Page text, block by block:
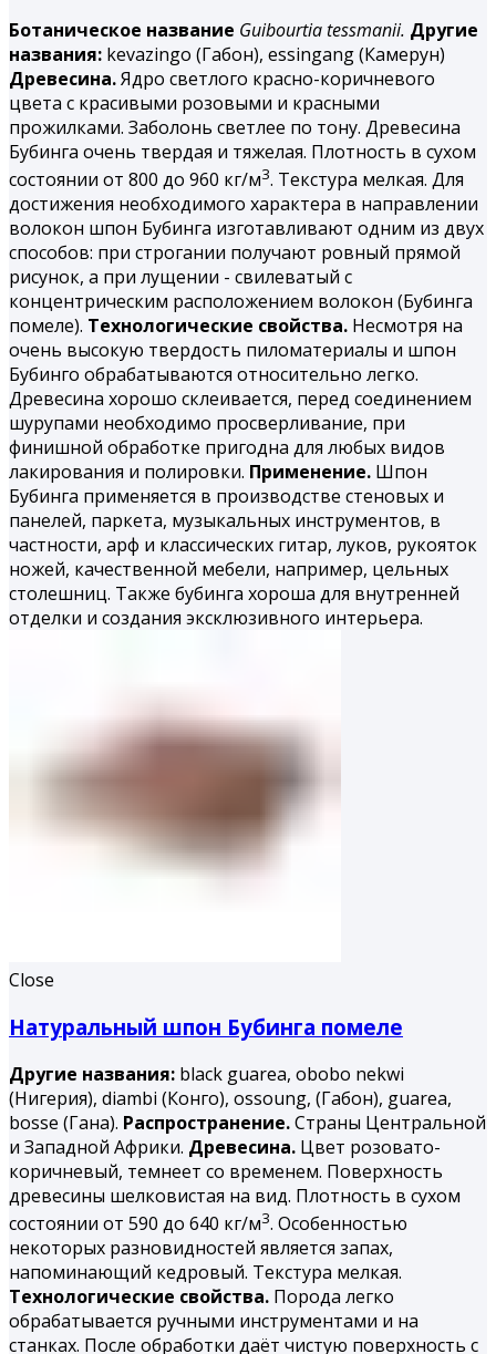
Ботаническое название Guibourtia tessmanii. Другие
названия: kevazingo (Габон), essingang (Камерун)
Древесина.Ядро светлого красно-коричневого
цвета с красивыми розовыми и красными
прожилками. Заболонь светлее по тону. Древесина
Бубинга очень твердая и тяжелая. Плотность в сухом
состоянии от 800 до 960 кг/м3. Текстура мелкая. Для
достижения необходимого характера в направлении
волокон шпон Бубинга изготавливают одним из двух
способов: при строгании получают ровный прямой
рисунок, а при лущении - свилеватый с
концентрическим расположением волокон (Бубинга
помеле). Технологические свойства. Несмотря на
очень высокую твердость пиломатериалы и шпон
Бубинго обрабатываются относительно легко.
Древесина хорошо склеивается, перед соединением
шурупами необходимо просверливание, при
финишной обработке пригодна для любых видов
лакирования и полировки. Применение. Шпон
Бубинга применяется в производстве стеновых и
панелей, паркета, музыкальных инструментов, в
частности, арф и классических гитар, луков, рукояток
ножей, качественной мебели, например, цельных
столешниц. Также бубинга хороша для внутренней
отделки и создания эксклюзивного интерьера.
Close
Натуральный шпон Бубинга помеле
Другие названия: black guarea, obobo nekwi
(Нигерия), diambi (Конго), ossoung, (Габон), guarea,
bosse (Гана). Распространение.Страны Центральной
и Западной Африки. Древесина. Цвет розовато-
коричневый, темнеет со временем. Поверхность
древесины шелковистая на вид. Плотность в сухом
состоянии от 590 до 640 кг/м3. Особенностью
некоторых разновидностей является запах,
напоминающий кедровый. Текстура мелкая.
Технологические свойства. Порода легко
обрабатывается ручными инструментами и на
станках. После обработки даёт чистую поверхность с